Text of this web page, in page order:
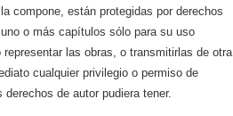
compone, están protegidas por derechos
o más capítulos sólo para su uso
las obras, o transmitirlas de otra
cualquier privilegio o permiso de
de autor pudiera tener.